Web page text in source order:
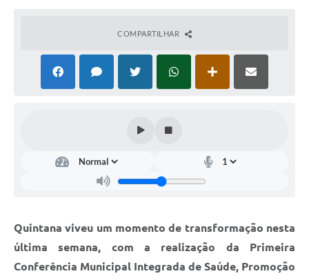
COMPARTILHAR
Quintana viveu um momento de transformação nesta
última semana, com a realização da Primeira
Conferência Municipal Integrada de Saúde, Promoção